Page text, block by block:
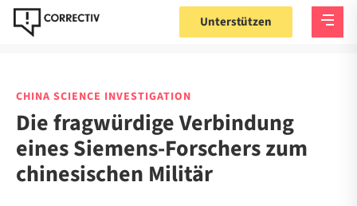
Unterstützen
CHINA SCIENCE INVESTIGATION
Die fragwürdige Verbindung
eines Siemens-Forschers zum
chinesischen Militär